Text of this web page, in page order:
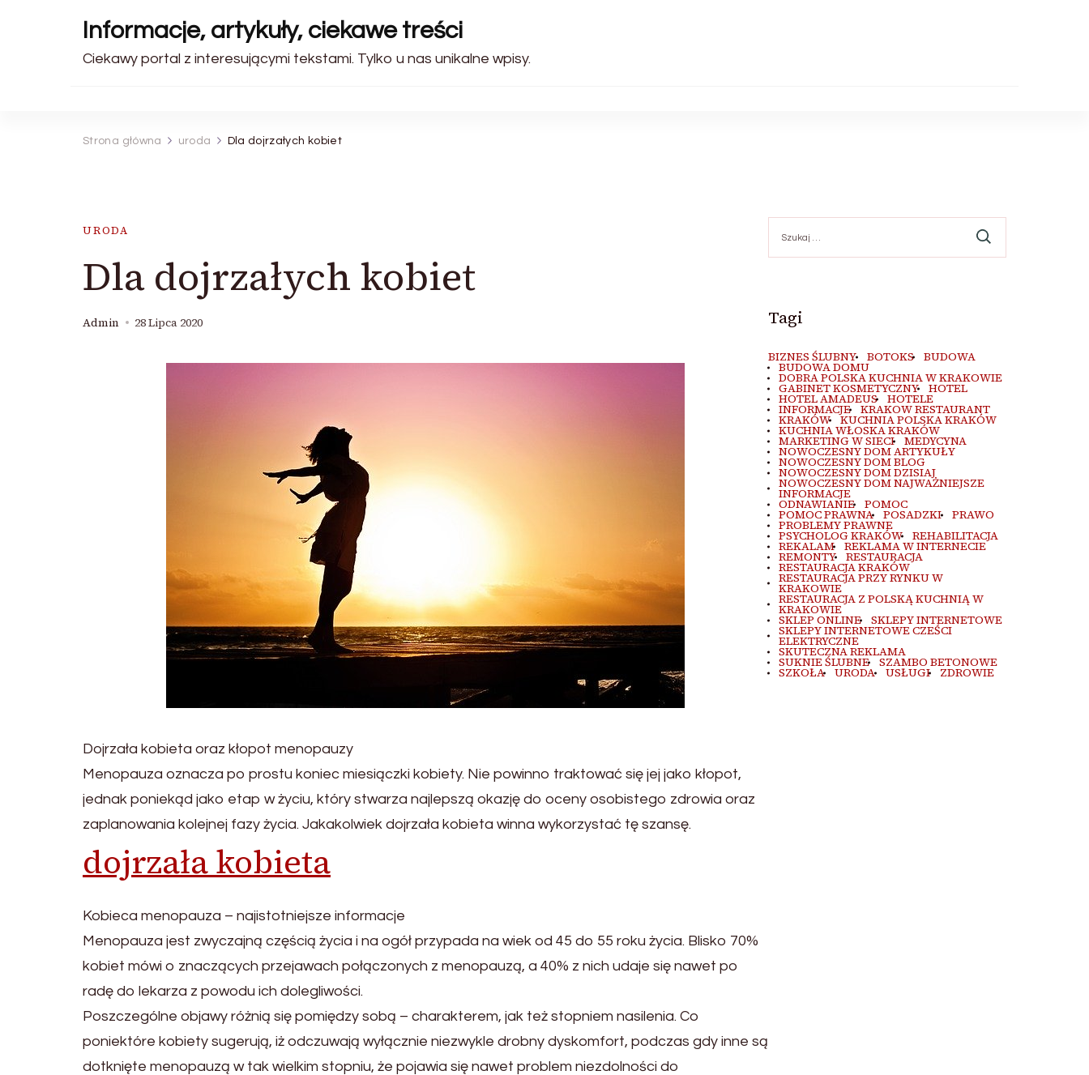
Informacje, artykuły, ciekawe treści
Ciekawy portal z interesującymi tekstami. Tylko u nas unikalne wpisy.
Strona główna uroda Dla dojrzałych kobiet
URODA
Dla dojrzałych kobiet
Admin 28 Lipca 2020
Dojrzała kobieta oraz kłopot menopauzy
Menopauza oznacza po prostu koniec miesiączki kobiety. Nie powinno traktować się jej jako kłopot,
jednak poniekąd jako etap w życiu, który stwarza najlepszą okazję do oceny osobistego zdrowia oraz
zaplanowania kolejnej fazy życia. Jakakolwiek dojrzała kobieta winna wykorzystać tę szansę.
dojrzała kobieta
Kobieca menopauza – najistotniejsze informacje
Menopauza jest zwyczajną częścią życia i na ogół przypada na wiek od 45 do 55 roku życia. Blisko 70%
kobiet mówi o znaczących przejawach połączonych z menopauzą, a 40% z nich udaje się nawet po
radę do lekarza z powodu ich dolegliwości.
Poszczególne objawy różnią się pomiędzy sobą – charakterem, jak też stopniem nasilenia. Co
poniektóre kobiety sugerują, iż odczuwają wyłącznie niezwykle drobny dyskomfort, podczas gdy inne są
dotknięte menopauzą w tak wielkim stopniu, że pojawia się nawet problem niezdolności do
Tagi
BIZNES ŚLUBNY BOTOKS BUDOWA
BUDOWA DOMU
DOBRA POLSKA KUCHNIA W KRAKOWIE
GABINET KOSMETYCZNY HOTEL
HOTEL AMADEUS HOTELE
INFORMACJE KRAKOW RESTAURANT
KRAKÓW KUCHNIA POLSKA KRAKÓW
KUCHNIA WŁOSKA KRAKÓW
MARKETING W SIECI MEDYCYNA
NOWOCZESNY DOM ARTYKUŁY
NOWOCZESNY DOM BLOG
NOWOCZESNY DOM DZISIAJ
NOWOCZESNY DOM NAJWAŻNIEJSZE
INFORMACJE
ODNAWIANIE POMOC
POMOC PRAWNA POSADZKI PRAWO
PROBLEMY PRAWNE
PSYCHOLOG KRAKÓW REHABILITACJA
REKALAM REKLAMA W INTERNECIE
REMONTY RESTAURACJA
RESTAURACJA KRAKÓW
RESTAURACJA PRZY RYNKU W
KRAKOWIE
RESTAURACJA Z POLSKĄ KUCHNIĄ W
KRAKOWIE
SKLEP ONLINE SKLEPY INTERNETOWE
SKLEPY INTERNETOWE CZEŚCI
ELEKTRYCZNE
SKUTECZNA REKLAMA
SUKNIE ŚLUBNE SZAMBO BETONOWE
SZKOŁA URODA USŁUGI ZDROWIE